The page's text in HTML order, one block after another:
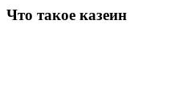
Что такое казеин